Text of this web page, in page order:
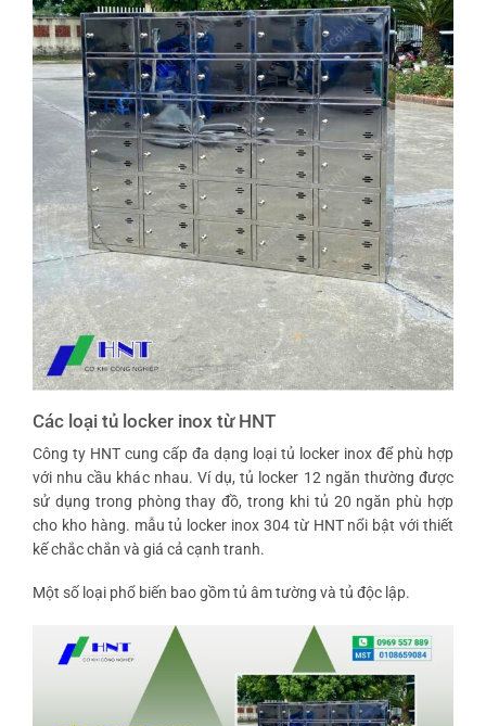
Các loại tủ locker inox từ HNT
Công ty HNT cung cấp đa dạng loại tủ locker inox để phù hợp
với nhu cầu khác nhau. Ví dụ, tủ locker 12 ngăn thường được
sử dụng trong phòng thay đồ, trong khi tủ 20 ngăn phù hợp
cho kho hàng. mẫu tủ locker inox 304từ HNT nổi bật với thiết
kế chắc chắn và giá cả cạnh tranh.
Một số loại phổ biến bao gồm tủ âm tường và tủ độc lập.